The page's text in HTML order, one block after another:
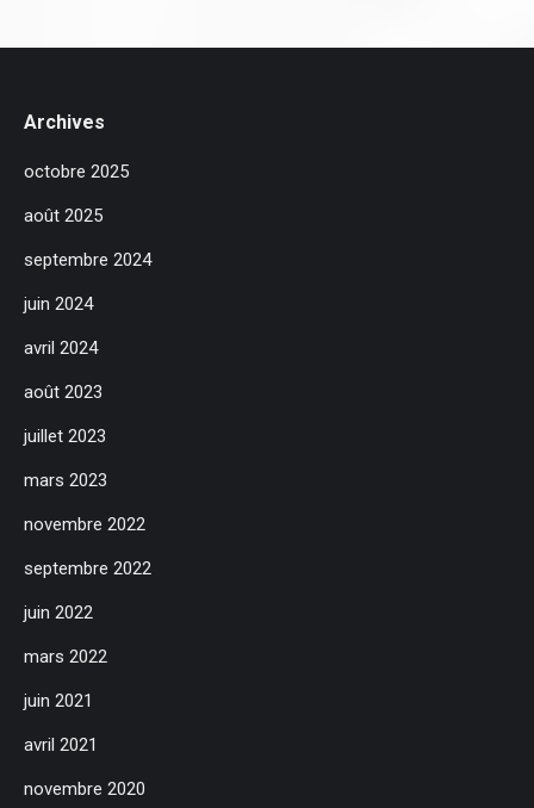
Archives
octobre 2025
août 2025
septembre 2024
juin 2024
avril 2024
août 2023
juillet 2023
mars 2023
novembre 2022
septembre 2022
juin 2022
mars 2022
juin 2021
avril 2021
novembre 2020